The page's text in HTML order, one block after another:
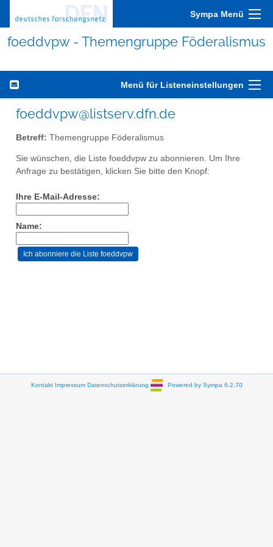
Sympa Menü
foeddvpw - Themengruppe Föderalismus
Menü für Listeneinstellungen
foeddvpw@listserv.dfn.de
Betreff: Themengruppe Föderalismus
Sie wünschen, die Liste foeddvpw zu abonnieren. Um Ihre
Anfrage zu bestätigen, klicken Sie bitte den Knopf:
Ihre E-Mail-Adresse:
Name:
Kontakt Impressum Datenschutzerklärung Powered by Sympa 6.2.70